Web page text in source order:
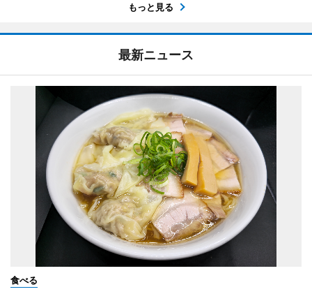
もっと見る
最新ニュース
食べる